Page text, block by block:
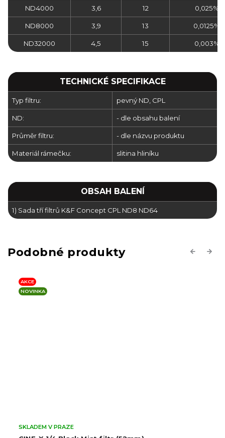
ND4000 3,6 12 0,025%
ND8000 3,9 13 0,0125%
ND32000 4,5 15 0,003%
TECHNICKÉ SPECIFIKACE
Typ filtru: pevný ND, CPL
ND: - dle obsahu balení
Průměr filtru: - dle názvu produktu
Materiál rámečku: slitina hliníku
OBSAH BALENÍ
1) Sada tří filtrů K&F Concept CPL ND8 ND64
Previous
AKCE
NOVINKA
SKLADEM V PRAZE
Next